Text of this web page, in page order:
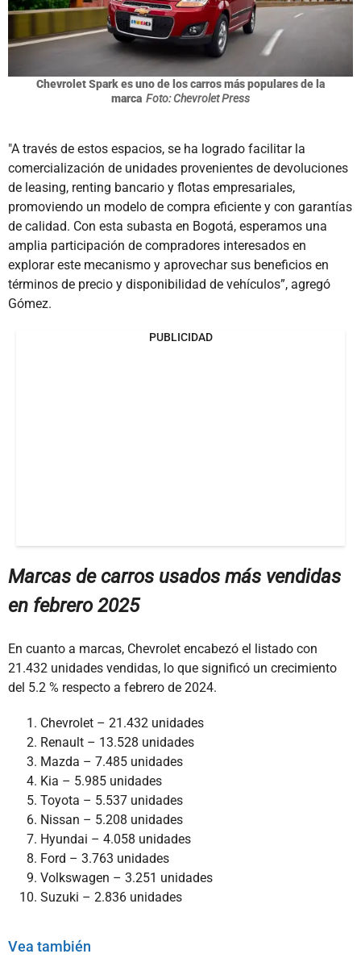
Chevrolet Spark es uno de los carros más populares de la
marca Foto: Chevrolet Press
"A través de estos espacios, se ha logrado facilitar la
comercialización de unidades provenientes de devoluciones
de leasing, renting bancario y flotas empresariales,
promoviendo un modelo de compra eficiente y con garantías
de calidad. Con esta subasta en Bogotá, esperamos una
amplia participación de compradores interesados en
explorar este mecanismo y aprovechar sus beneficios en
términos de precio y disponibilidad de vehículos”, agregó
Gómez.
PUBLICIDAD
Marcas de carros usados más vendidas
en febrero 2025
En cuanto a marcas, Chevrolet encabezó el listado con
21.432 unidades vendidas, lo que significó un crecimiento
del 5.2 % respecto a febrero de 2024.
Chevrolet – 21.432 unidades
Renault – 13.528 unidades
Mazda – 7.485 unidades
Kia – 5.985 unidades
Toyota – 5.537 unidades
Nissan – 5.208 unidades
Hyundai – 4.058 unidades
Ford – 3.763 unidades
Volkswagen – 3.251 unidades
Suzuki – 2.836 unidades
Vea también